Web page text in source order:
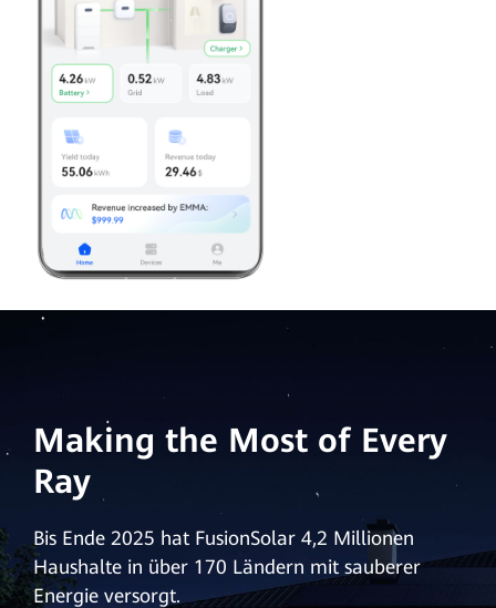
Making the Most of Every
Ray
Bis Ende 2025 hat FusionSolar 4,2 Millionen
Haushalte in über 170 Ländern mit sauberer
Energie versorgt.